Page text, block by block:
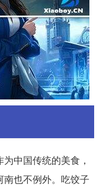
中国传统的美食，
也不例外。吃饺子